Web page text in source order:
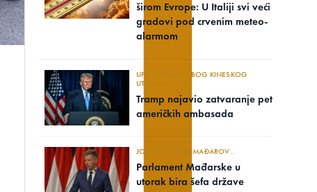
širom Evrope: U Italiji svi veći
gradovi pod crvenim meteo-
alarmom
UPOZORENJA ZBOG KINESKOG
UTICAJA
Tramp najavio zatvaranje pet
američkih ambasada
JOŠ SE NE ZNA MAĐAROV..
Parlament Mađarske u
utorak bira šefa države